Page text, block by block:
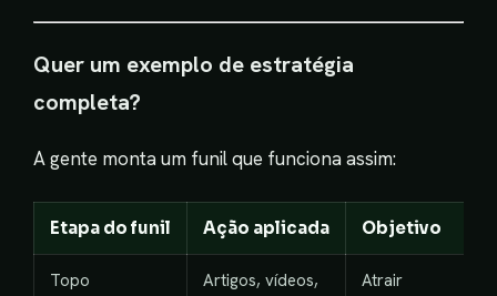
Quer um exemplo de estratégia
completa?
A gente monta um funil que funciona assim:
Etapa do funil Ação aplicada Objetivo
Topo
Artigos, vídeos,
Atrair